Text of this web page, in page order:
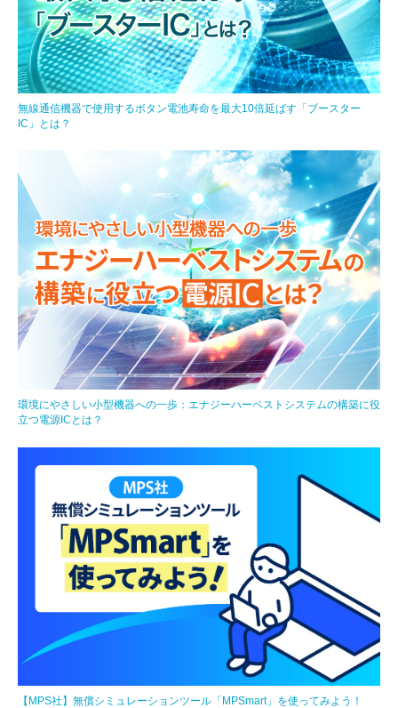
無線通信機器で使用するボタン電池寿命を最大10倍延ばす「ブースター
IC」とは？
環境にやさしい小型機器への一歩：エナジーハーベストシステムの構築に役
立つ電源ICとは？
【MPS社】無償シミュレーションツール「MPSmart」を使ってみよう！